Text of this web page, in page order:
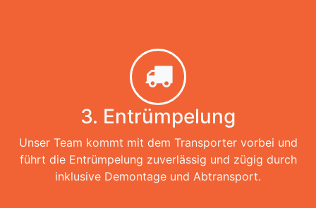
3. Entrümpelung
Unser Team kommt mit dem Transporter vorbei und
führt die Entrümpelung zuverlässig und zügig durch
inklusive Demontage und Abtransport.